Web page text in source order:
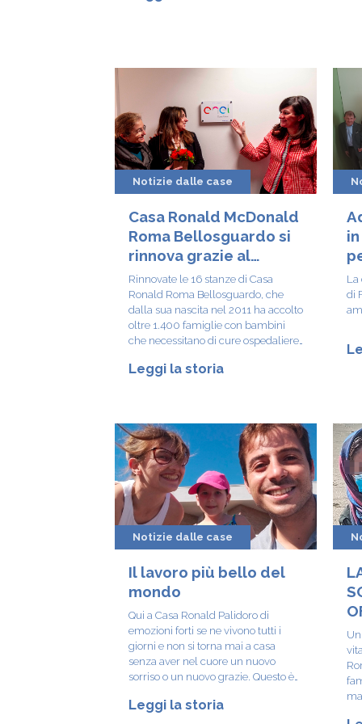
Notizie dalle case
Casa Ronald McDonald
Roma Bellosguardo si
rinnova grazie al
sostegno di Enel
Cuore!
Rinnovate le 16 stanze di Casa
Ronald Roma Bellosguardo, che
dalla sua nascita nel 2011 ha accolto
oltre 1.400 famiglie con bambini
che necessitano di cure ospedaliere,
Cuore
Leggi la storia
La
di
Notizie dalle case
Il lavoro più bello del
mondo
Qui a Casa Ronald Palidoro di
emozioni forti se ne vivono tutti i
giorni e non si torna mai a casa
senza aver nel cuore un nuovo
sorriso o un nuovo grazie. Questo è
Mondo.
Leggi la storia
E